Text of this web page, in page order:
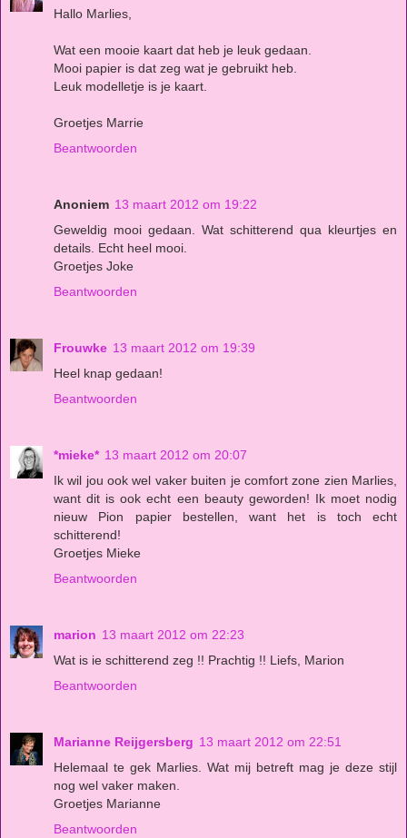
Hallo Marlies,
Wat een mooie kaart dat heb je leuk gedaan.
Mooi papier is dat zeg wat je gebruikt heb.
Leuk modelletje is je kaart.
Groetjes Marrie
Beantwoorden
Anoniem 13 maart 2012 om 19:22
Geweldig mooi gedaan. Wat schitterend qua kleurtjes en
details. Echt heel mooi.
Groetjes Joke
Beantwoorden
Frouwke 13 maart 2012 om 19:39
Heel knap gedaan!
Beantwoorden
*mieke* 13 maart 2012 om 20:07
Ik wil jou ook wel vaker buiten je comfort zone zien Marlies,
want dit is ook echt een beauty geworden! Ik moet nodig
nieuw Pion papier bestellen, want het is toch echt
schitterend!
Groetjes Mieke
Beantwoorden
marion 13 maart 2012 om 22:23
Wat is ie schitterend zeg !! Prachtig !! Liefs, Marion
Beantwoorden
Marianne Reijgersberg 13 maart 2012 om 22:51
Helemaal te gek Marlies. Wat mij betreft mag je deze stijl
nog wel vaker maken.
Groetjes Marianne
Beantwoorden